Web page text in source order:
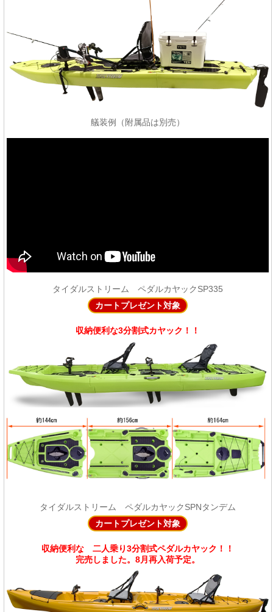
艤装例（附属品は別売）
タイダルストリーム ペダルカヤックSP335
カートプレゼント対象
収納便利な3分割式カヤック！！
タイダルストリーム ペダルカヤックSPNタンデム
カートプレゼント対象
収納便利な 二人乗り3分割式ペダルカヤック！！
完売しました。8月再入荷予定。